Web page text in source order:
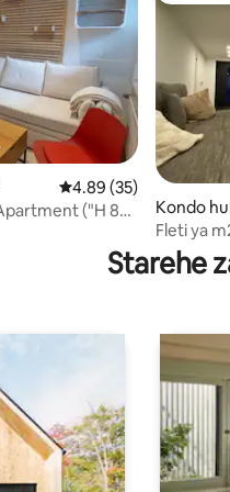
Ukadiriaji wa wastani
4.89 (35)
("H 85
Kondo
Fleti ya
Starehe